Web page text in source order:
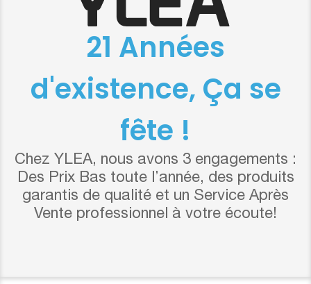
21 Années
d'existence, Ça se
fête !
Chez YLEA, nous avons 3 engagements :
Des Prix Bas toute l’année, des produits
garantis de qualité et un Service Après
Vente professionnel à votre écoute!